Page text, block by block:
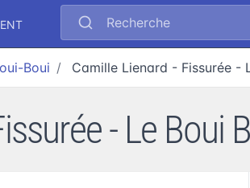
Recherche
Boui Camille Lienard - Fissurée -
- Le Boui